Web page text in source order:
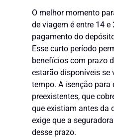
O melhor momento
de viagem é entre 14
pagamento do
Esse curto período
benefícios com prazo
estarão disponíveis se
tempo. A isenção para
preexistentes, que
que existiam antes da
exige que a
desse prazo.